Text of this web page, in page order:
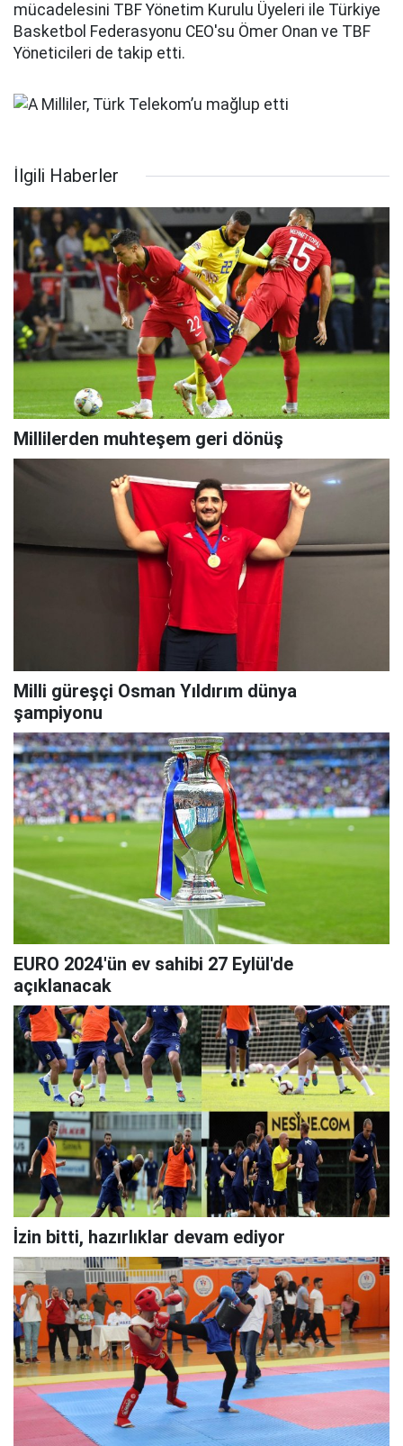
mücadelesini TBF Yönetim Kurulu Üyeleri ile Türkiye
Basketbol Federasyonu CEO'su Ömer Onan ve TBF
Yöneticileri de takip etti.
İlgili Haberler
Millilerden muhteşem geri dönüş
Milli güreşçi Osman Yıldırım dünya
şampiyonu
EURO 2024'ün ev sahibi 27 Eylül'de
açıklanacak
İzin bitti, hazırlıklar devam ediyor